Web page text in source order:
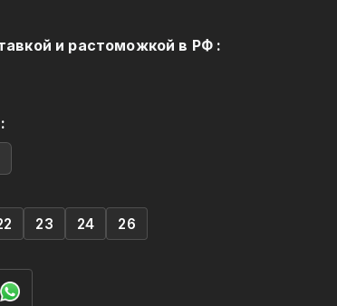
и растоможкой в РФ :
23 24 26